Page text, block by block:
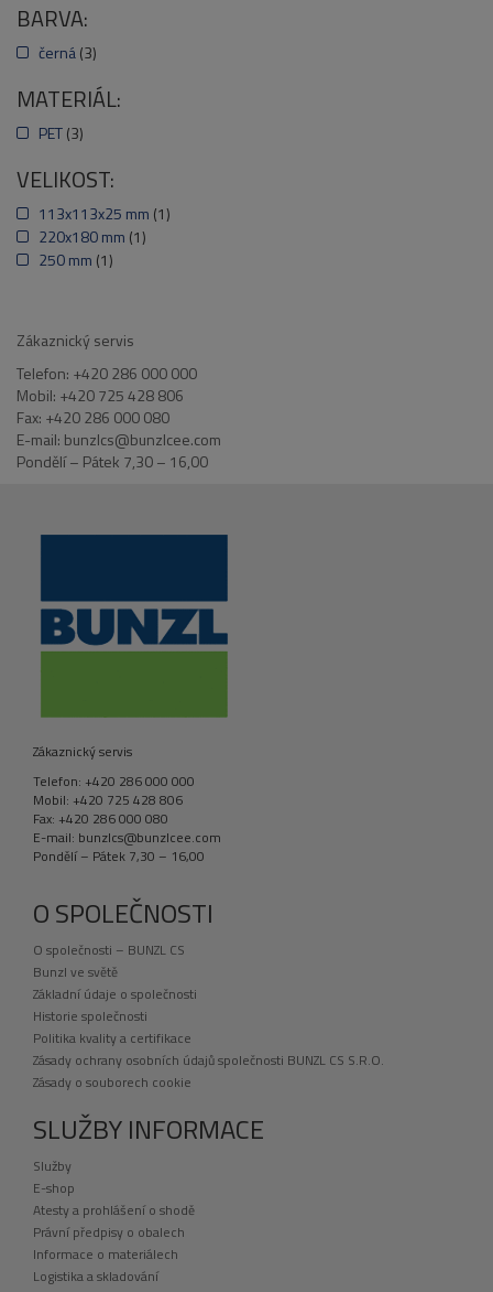
BARVA:
černá (3)
MATERIÁL:
PET (3)
VELIKOST:
113x113x25 mm (1)
220x180 mm (1)
250 mm (1)
Zákaznický servis
Telefon: +420 286 000 000
Mobil: +420 725 428 806
Fax: +420 286 000 080
E-mail: bunzlcs@bunzlcee.com
Pondělí – Pátek 7,30 – 16,00
Zákaznický servis
Telefon: +420 286 000 000
Mobil: +420 725 428 806
Fax: +420 286 000 080
E-mail: bunzlcs@bunzlcee.com
Pondělí – Pátek 7,30 – 16,00
O SPOLEČNOSTI
O společnosti – BUNZL CS
Bunzl ve světě
Základní údaje o společnosti
Historie společnosti
Politika kvality a certifikace
Zásady ochrany osobních údajů společnosti BUNZL CS S.R.O.
Zásady o souborech cookie
SLUŽBY INFORMACE
Služby
E-shop
Atesty a prohlášení o shodě
Právní předpisy o obalech
Informace o materiálech
Logistika a skladování